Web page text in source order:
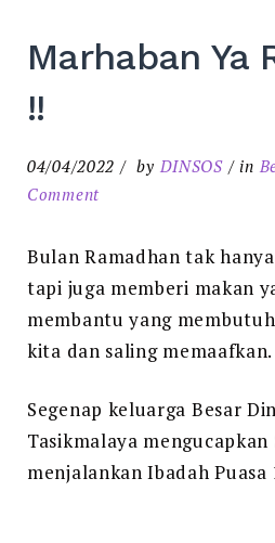
Marhaban Ya
!!
04/04/2022 by DINSOS in
Commenton
Ya
Ramadhan
Bulan Ramadhan tak
tapi juga memberi makan
membantu yang
kita dan saling memaafkan.
Segenap keluarga Besar
Tasikmalaya mengucapkan
menjalankan Ibadah Puasa